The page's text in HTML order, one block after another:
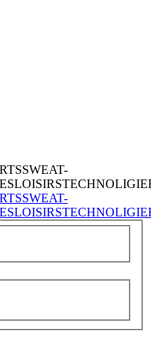
SWEAT-
LOISIRSTECHNOLIGIE
SWEAT-
LOISIRSTECHNOLIGIE